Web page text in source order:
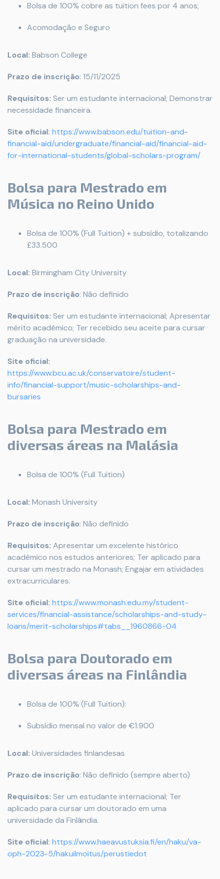
Bolsa de 100% cobre as tuition fees por 4 anos;
Acomodação e Seguro
Local: Babson College
Prazo de inscrição: 15/11/2025
Requisitos: Ser um estudante internacional; Demonstrar
necessidade financeira.
Site oficial: https://www.babson.edu/tuition-and-
financial-aid/undergraduate/financial-aid/financial-aid-
for-international-students/global-scholars-program/
Bolsa para Mestrado em
Música no Reino Unido
Bolsa de 100% (Full Tuition) + subsídio, totalizando
£33.500
Local: Birmingham City University
Prazo de inscrição: Não definido
Requisitos: Ser um estudante internacional; Apresentar
mérito acadêmico; Ter recebido seu aceite para cursar
graduação na universidade.
Site oficial:
https://www.bcu.ac.uk/conservatoire/student-
info/financial-support/music-scholarships-and-
bursaries
Bolsa para Mestrado em
diversas áreas na Malásia
Bolsa de 100% (Full Tuition)
Local: Monash University
Prazo de inscrição: Não definido
Requisitos: Apresentar um excelente histórico
acadêmico nos estudos anteriores; Ter aplicado para
cursar um mestrado na Monash; Engajar em atividades
extracurriculares.
Site oficial: https://www.monash.edu.my/student-
services/financial-assistance/scholarships-and-study-
loans/merit-scholarships#tabs__1960866-04
Bolsa para Doutorado em
diversas áreas na Finlândia
Bolsa de 100% (Full Tuition):
Subsídio mensal no valor de €1.900
Local: Universidades finlandesas
Prazo de inscrição: Não definido (sempre aberto)
Requisitos: Ser um estudante internacional; Ter
aplicado para cursar um doutorado em uma
universidade da Finlândia.
Site oficial: https://www.haeavustuksia.fi/en/haku/va-
oph-2023-5/hakuilmoitus/perustiedot